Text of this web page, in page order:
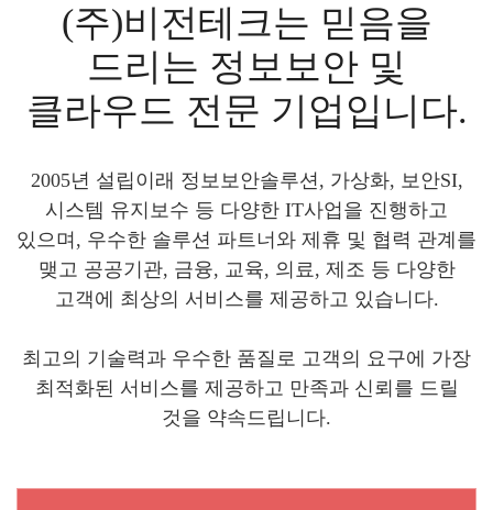
(주)비전테크는 믿음을
드리는 정보보안 및
클라우드 전문 기업입니다.
2005년 설립이래 정보보안솔루션, 가상화, 보안SI,
시스템 유지보수 등 다양한 IT사업을 진행하고
있으며, 우수한 솔루션 파트너와 제휴 및 협력 관계를
맺고 공공기관, 금융, 교육, 의료, 제조 등 다양한
고객에 최상의 서비스를 제공하고 있습니다.
최고의 기술력과 우수한 품질로 고객의 요구에 가장
최적화된 서비스를 제공하고 만족과 신뢰를 드릴
것을 약속드립니다.